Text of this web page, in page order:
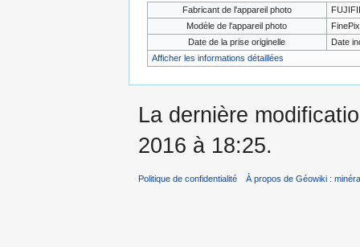
Fabricant de l'appareil photo
Modèle de l'appareil photo
Date de la prise originelle
Date
Afficher les informations détaillées
La dernière
2016 à 18:25.
Politique de confidentialité À propos de Géowiki :